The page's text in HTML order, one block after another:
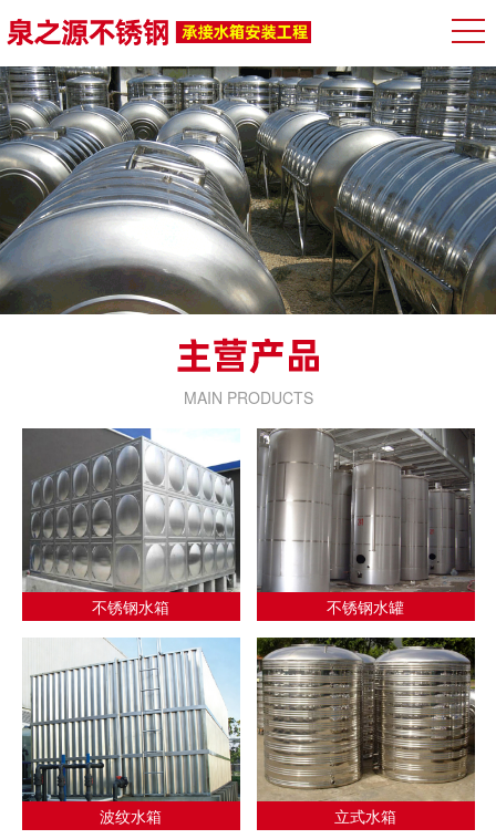
MAIN PRODUCTS
不锈钢水箱 不锈钢水罐
波纹水箱 立式水箱